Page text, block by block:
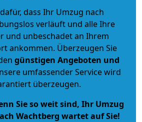
dass Ihr Umzug nach
verläuft und alle Ihre
und unbeschadet an Ihrem
ankommen. Überzeugen Sie
günstigen Angeboten und
umfassender Service wird
überzeugen.
Sie so weit sind, Ihr Umzug
Wachtberg wartet auf Sie!